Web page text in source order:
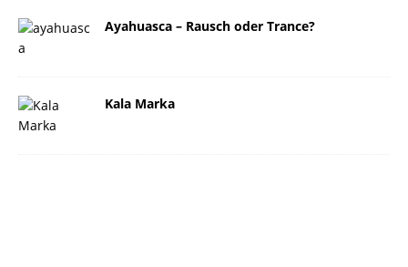
Ayahuasca – Rausch oder Trance?
Kala Marka